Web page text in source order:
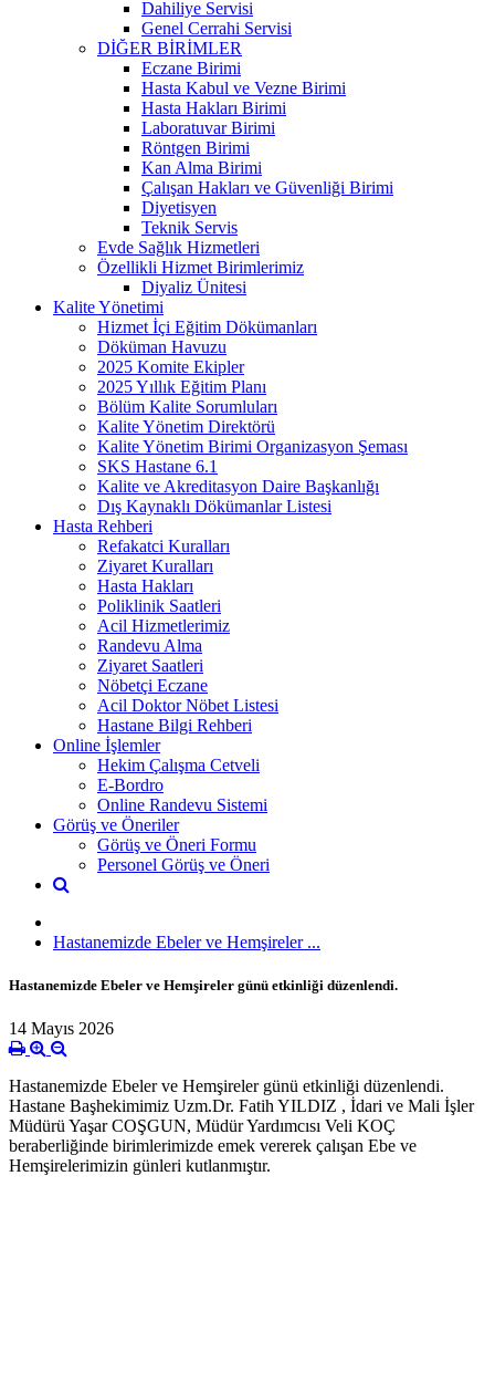
Dahiliye Servisi
Genel Cerrahi Servisi
DİĞER BİRİMLER
Eczane Birimi
Hasta Kabul ve Vezne Birimi
Hasta Hakları Birimi
Laboratuvar Birimi
Röntgen Birimi
Kan Alma Birimi
Çalışan Hakları ve Güvenliği Birimi
Diyetisyen
Teknik Servis
Evde Sağlık Hizmetleri
Özellikli Hizmet Birimlerimiz
Diyaliz Ünitesi
Kalite Yönetimi
Hizmet İçi Eğitim Dökümanları
Döküman Havuzu
2025 Komite Ekipler
2025 Yıllık Eğitim Planı
Bölüm Kalite Sorumluları
Kalite Yönetim Direktörü
Kalite Yönetim Birimi Organizasyon Şeması
SKS Hastane 6.1
Kalite ve Akreditasyon Daire Başkanlığı
Dış Kaynaklı Dökümanlar Listesi
Hasta Rehberi
Refakatci Kuralları
Ziyaret Kuralları
Hasta Hakları
Poliklinik Saatleri
Acil Hizmetlerimiz
Randevu Alma
Ziyaret Saatleri
Nöbetçi Eczane
Acil Doktor Nöbet Listesi
Hastane Bilgi Rehberi
Online İşlemler
Hekim Çalışma Cetveli
E-Bordro
Online Randevu Sistemi
Görüş ve Öneriler
Görüş ve Öneri Formu
Personel Görüş ve Öneri
Hastanemizde Ebeler ve Hemşireler ...
Hastanemizde Ebeler ve Hemşireler günü etkinliği düzenlendi.
14 Mayıs 2026
Hastanemizde Ebeler ve Hemşireler günü etkinliği düzenlendi.
Hastane Başhekimimiz Uzm.Dr. Fatih YILDIZ , İdari ve Mali İşler
Müdürü Yaşar COŞGUN, Müdür Yardımcısı Veli KOÇ
beraberliğinde birimlerimizde emek vererek çalışan Ebe ve
Hemşirelerimizin günleri kutlanmıştır.